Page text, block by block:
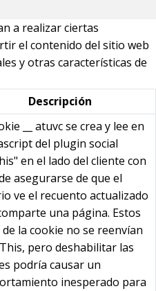
a realizar ciertas
el contenido del sitio web
y otras características de
Descripción
__ atuvc se crea y lee en
del plugin social
en el lado del cliente con
asegurarse de que el
ve el recuento actualizado
una página. Estos
la cookie no se reenvían
pero deshabilitar las
podría causar un
inesperado para